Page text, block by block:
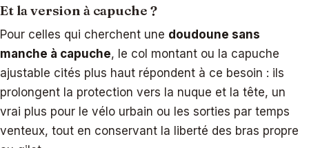
Et la version à capuche ?
Pour celles qui cherchent une doudoune sans
manche à capuche, le col montant ou la capuche
ajustable cités plus haut répondent à ce besoin : ils
prolongent la protection vers la nuque et la tête, un
vrai plus pour le vélo urbain ou les sorties par temps
venteux, tout en conservant la liberté des bras propre